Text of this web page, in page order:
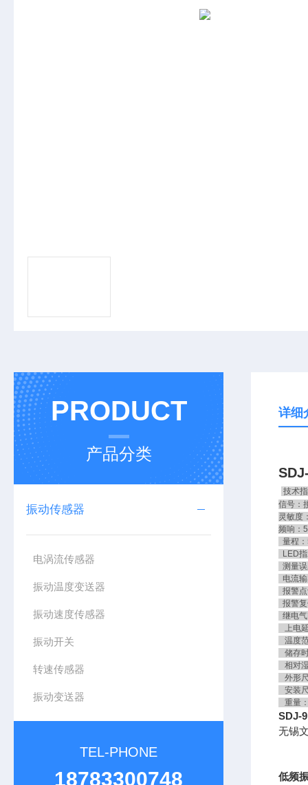
PRODUCT
产品分类
振动传感器
电涡流传感器
振动温度变送器
振动速度传感器
振动开关
转速传感器
振动变送器
TEL-PHONE
18783300748
详细
技术
信号：
灵敏度
频响：
量程
LED
测量
电流
报警
报警
继电
上电
温度
储存
相对
外形
安装
重量
SDJ-
无锡
低频